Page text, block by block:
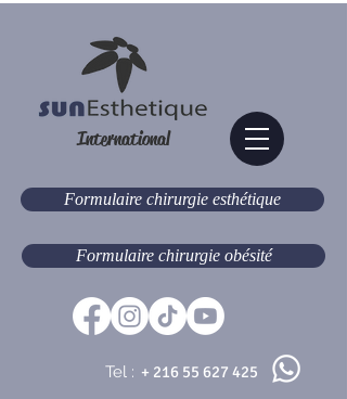
International
Formulaire chirurgie esthétique
Formulaire chirurgie obésité
Tel : + 216 55 627 425